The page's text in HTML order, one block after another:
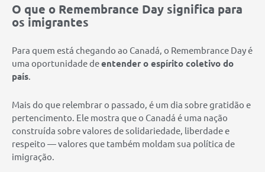
O que o Remembrance Day significa para
os imigrantes
Para quem está chegando ao Canadá, o Remembrance Day é
uma oportunidade deentender o espírito coletivo do
país.
Mais do que relembrar o passado, é um dia sobre gratidão e
pertencimento. Ele mostra que o Canadá é uma nação
construída sobre valores de solidariedade, liberdade e
respeito — valores que também moldam sua política de
imigração.